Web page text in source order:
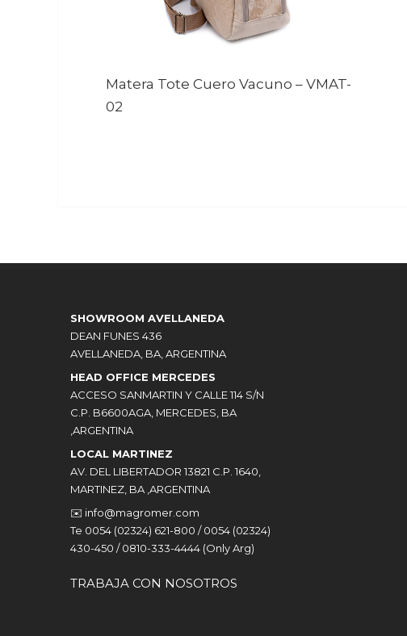
Matera Tote Cuero Vacuno –VMAT-
02
SHOWROOM AVELLANEDA
DEAN FUNES 436
AVELLANEDA, BA, ARGENTINA
HEAD OFFICE MERCEDES
ACCESO SANMARTIN Y CALLE 114 S/N
C.P. B6600AGA, MERCEDES, BA
,ARGENTINA
LOCAL MARTINEZ
AV. DEL LIBERTADOR 13821 C.P. 1640,
MARTINEZ, BA ,ARGENTINA
✉️ info@magromer.com
Te 0054 (02324) 621-800 / 0054 (02324)
430-450 / 0810-333-4444 (Only Arg)
TRABAJA CON NOSOTROS